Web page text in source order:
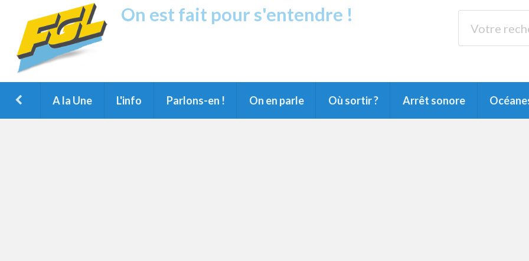
On est fait pour s'entendre !
A la Une L'info Parlons-en ! On en parle Où sortir ? Arrêt sonore